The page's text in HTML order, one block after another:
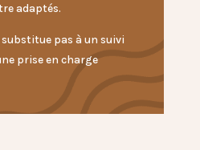
adaptés.
pas à un suivi
prise en charge